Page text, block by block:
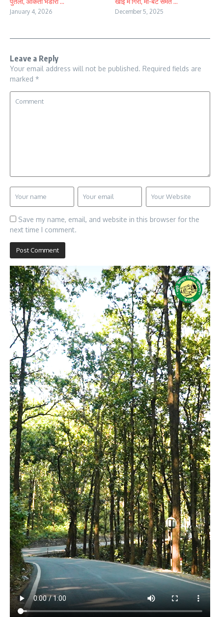
January 4, 2026 December 5, 2025
Leave a Reply
Your email address will not be published. Required fields are
marked *
Save my name, email, and website in this browser for the
next time I comment.